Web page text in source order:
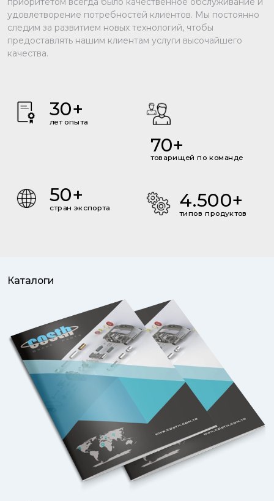
удовлетворение потребностей клиентов. Мы постоянно
следим за развитием новых технологий, чтобы
предоставлять нашим клиентам услуги высочайшего
качества.
30
лет опыта
70
товарищей по команде
50
стран экспорта 4.500
типов продуктов
Каталоги